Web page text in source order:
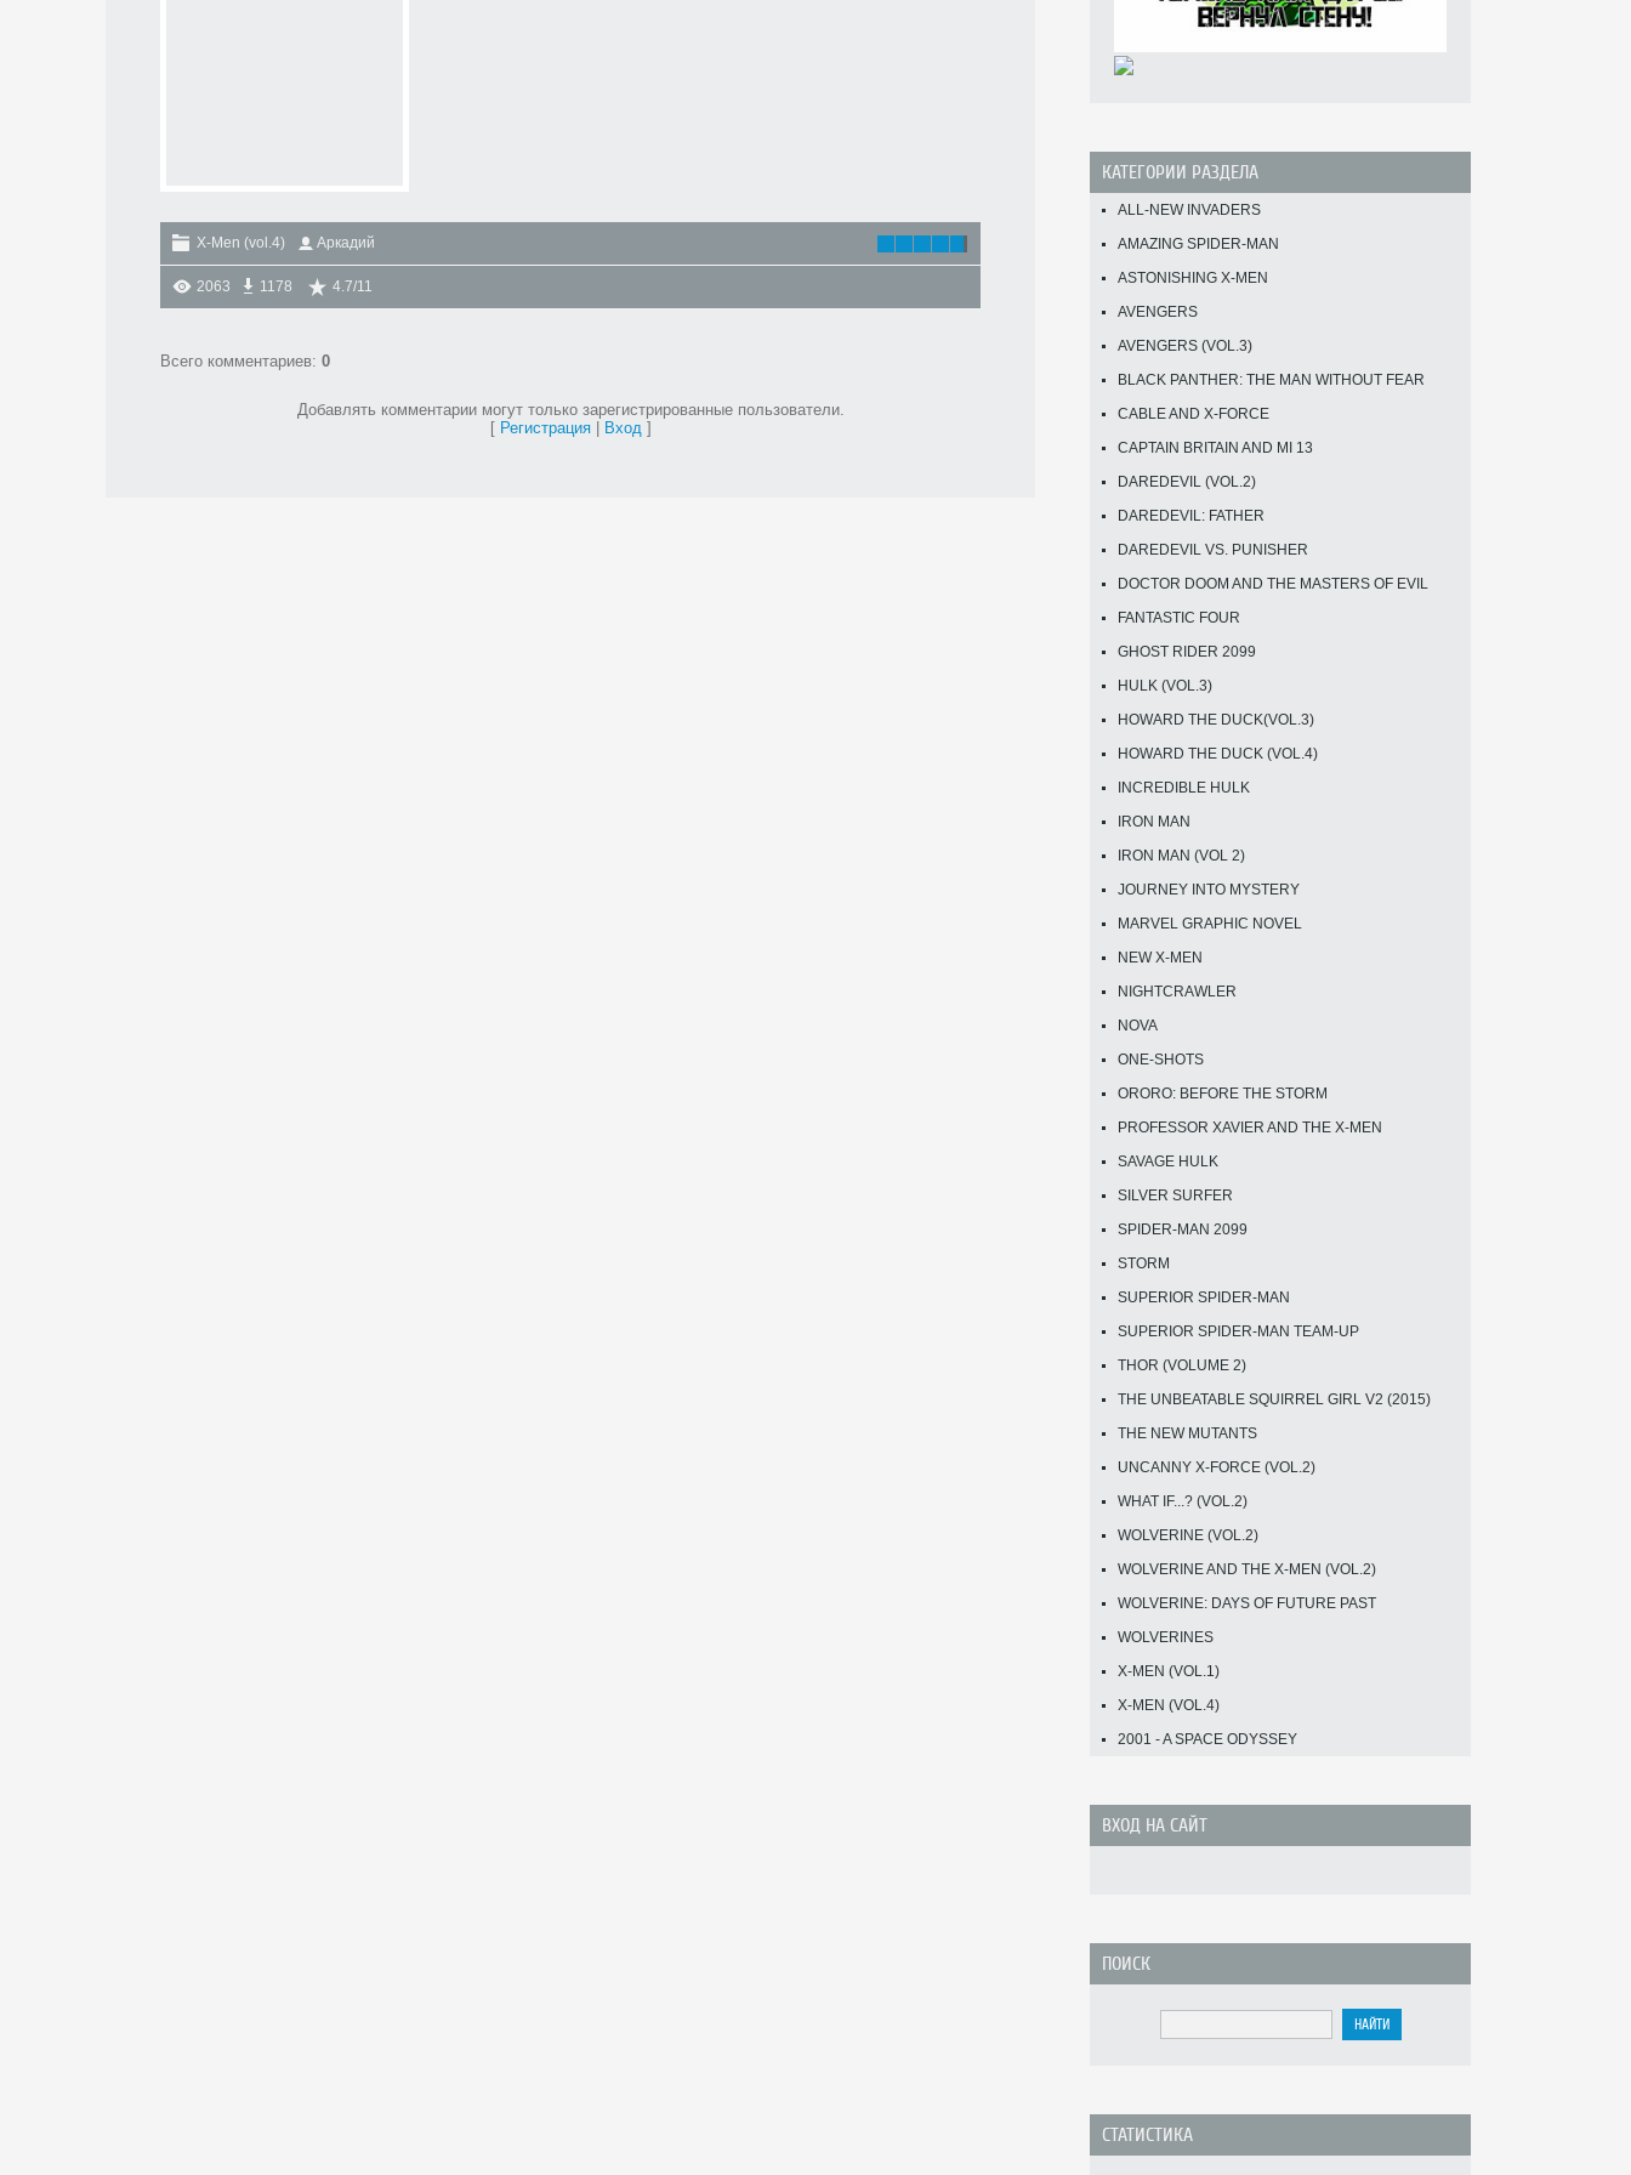
X-Men (vol.4) Аркадий
2063 1178 4.7/11
Всего комментариев: 0
Добавлять комментарии могут только зарегистрированные пользователи.
[ Регистрация| Вход]
КАТЕГОРИИ РАЗДЕЛА
ALL-NEW INVADERS
AMAZING SPIDER-MAN
ASTONISHING X-MEN
AVENGERS
AVENGERS (VOL.3)
BLACK PANTHER: THE MAN WITHOUT FEAR
CABLE AND X-FORCE
CAPTAIN BRITAIN AND MI 13
DAREDEVIL (VOL.2)
DAREDEVIL: FATHER
DAREDEVIL VS. PUNISHER
DOCTOR DOOM AND THE MASTERS OF EVIL
FANTASTIC FOUR
GHOST RIDER 2099
HULK (VOL.3)
HOWARD THE DUCK(VOL.3)
HOWARD THE DUCK (VOL.4)
INCREDIBLE HULK
IRON MAN
IRON MAN (VOL 2)
JOURNEY INTO MYSTERY
MARVEL GRAPHIC NOVEL
NEW X-MEN
NIGHTCRAWLER
NOVA
ONE-SHOTS
ORORO: BEFORE THE STORM
PROFESSOR XAVIER AND THE X-MEN
SAVAGE HULK
SILVER SURFER
SPIDER-MAN 2099
STORM
SUPERIOR SPIDER-MAN
SUPERIOR SPIDER-MAN TEAM-UP
THOR (VOLUME 2)
THE UNBEATABLE SQUIRREL GIRL V2 (2015)
THE NEW MUTANTS
UNCANNY X-FORCE (VOL.2)
WHAT IF...? (VOL.2)
WOLVERINE (VOL.2)
WOLVERINE AND THE X-MEN (VOL.2)
WOLVERINE: DAYS OF FUTURE PAST
WOLVERINES
X-MEN (VOL.1)
X-MEN (VOL.4)
2001 - A SPACE ODYSSEY
ВХОД НА САЙТ
ПОИСК
СТАТИСТИКА